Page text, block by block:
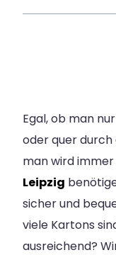
Egal, ob man
oder quer durch
man wird immer
Leipzig
sicher und
viele Kartons
ausreichend?